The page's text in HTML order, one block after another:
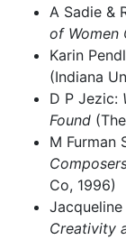
A Sadie &
of Women
Karin
(Indiana
D P Jezic:
Found
M Furman
Co, 1996)
Creativity